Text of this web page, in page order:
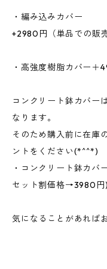
・編み込みカバー
+2980円（単品での販
・高強度樹脂カバー＋
コンクリート鉢カバー
なります。
そのため購入前に在庫
ントをください(*^^*)
・コンクリート鉢カ
セット割価格→3980円)
気になることがあれば